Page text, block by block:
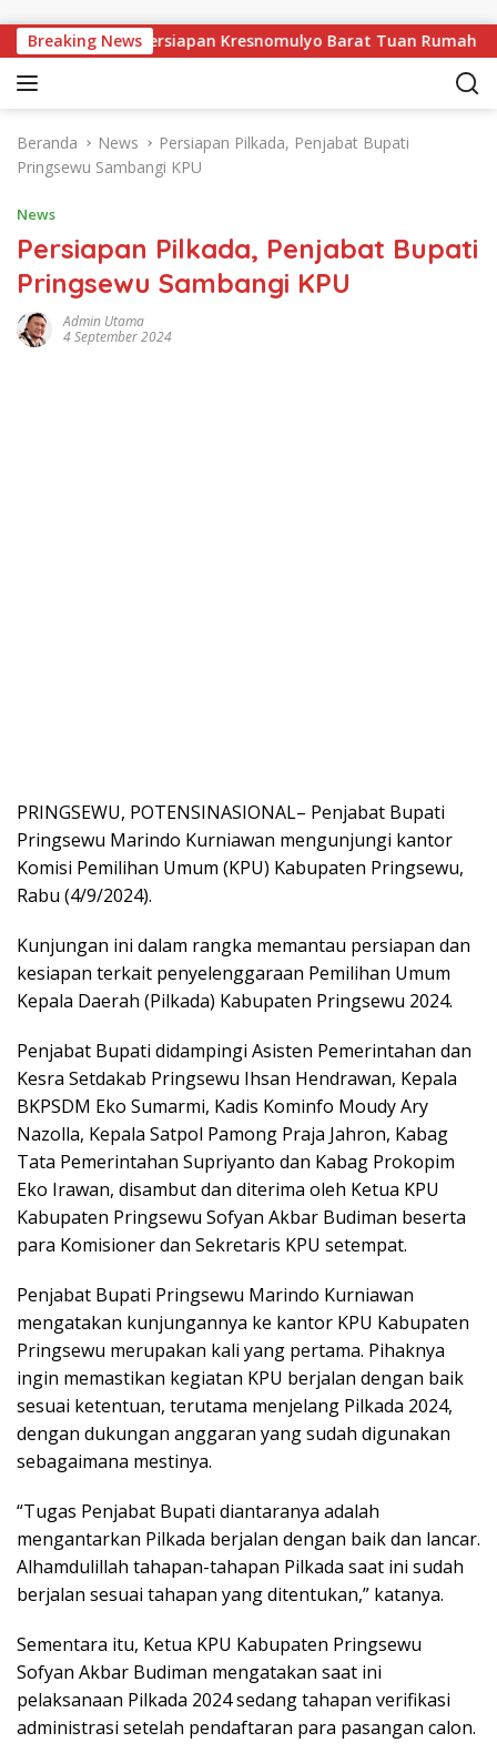
Breaking News
Pekon Persiapan Kresnomulyo Barat Tuan Rumah Ngopi
Beranda News
Persiapan Pilkada, Penjabat Bupati
Pringsewu Sambangi KPU
News
Persiapan Pilkada, Penjabat Bupati
Pringsewu Sambangi KPU
Admin Utama
4 September 2024
PRINGSEWU, POTENSINASIONAL– Penjabat Bupati
Pringsewu Marindo Kurniawan mengunjungi kantor
Komisi Pemilihan Umum (KPU) Kabupaten Pringsewu,
Rabu (4/9/2024).
Kunjungan ini dalam rangka memantau persiapan dan
kesiapan terkait penyelenggaraan Pemilihan Umum
Kepala Daerah (Pilkada) Kabupaten Pringsewu 2024.
Penjabat Bupati didampingi Asisten Pemerintahan dan
Kesra Setdakab Pringsewu Ihsan Hendrawan, Kepala
BKPSDM Eko Sumarmi, Kadis Kominfo Moudy Ary
Nazolla, Kepala Satpol Pamong Praja Jahron, Kabag
Tata Pemerintahan Supriyanto dan Kabag Prokopim
Eko Irawan, disambut dan diterima oleh Ketua KPU
Kabupaten Pringsewu Sofyan Akbar Budiman beserta
para Komisioner dan Sekretaris KPU setempat.
Penjabat Bupati Pringsewu Marindo Kurniawan
mengatakan kunjungannya ke kantor KPU Kabupaten
Pringsewu merupakan kali yang pertama. Pihaknya
ingin memastikan kegiatan KPU berjalan dengan baik
sesuai ketentuan, terutama menjelang Pilkada 2024,
dengan dukungan anggaran yang sudah digunakan
sebagaimana mestinya.
“Tugas Penjabat Bupati diantaranya adalah
mengantarkan Pilkada berjalan dengan baik dan lancar.
Alhamdulillah tahapan-tahapan Pilkada saat ini sudah
berjalan sesuai tahapan yang ditentukan,” katanya.
Sementara itu, Ketua KPU Kabupaten Pringsewu
Sofyan Akbar Budiman mengatakan saat ini
pelaksanaan Pilkada 2024 sedang tahapan verifikasi
administrasi setelah pendaftaran para pasangan calon.